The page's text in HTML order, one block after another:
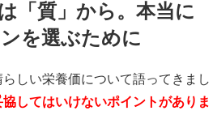
「質」から。本当に
を選ぶために
しい栄養価について語ってきまし
してはいけないポイントがありま